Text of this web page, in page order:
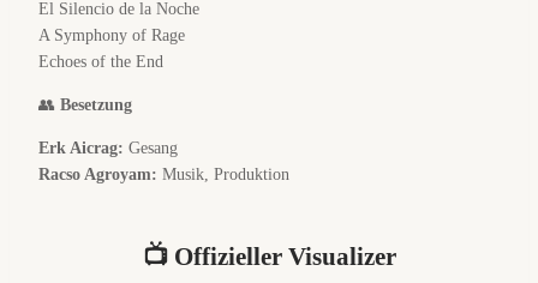
El Silencio de la Noche
A Symphony of Rage
Echoes of the End
👥 Besetzung
Erk Aicrag: Gesang
Racso Agroyam: Musik, Produktion
📺 Offizieller Visualizer